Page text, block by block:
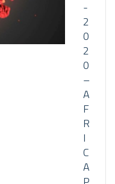
-
2
0
2
0
–
A
F
R
I
C
A